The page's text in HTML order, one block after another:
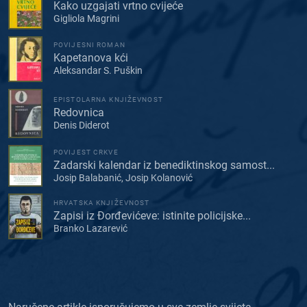
Kako uzgajati vrtno cvijeće
Gigliola Magrini
POVIJESNI ROMAN
Kapetanova kći
Aleksandar S. Puškin
EPISTOLARNA KNJIŽEVNOST
Redovnica
Denis Diderot
POVIJEST CRKVE
Zadarski kalendar iz benediktinskog samost...
Josip Balabanić, Josip Kolanović
HRVATSKA KNJIŽEVNOST
Zapisi iz Đorđevićeve: istinite policijske...
Branko Lazarević